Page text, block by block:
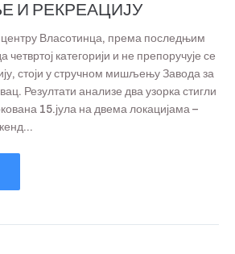
И РЕКРЕАЦИЈУ
центру Власотинца, према последњим
категорији и не препоручује се
стоји у стручном мишљењу Завода за
Резултати анализе два узорка стигли
15.јула на двема локацијама –